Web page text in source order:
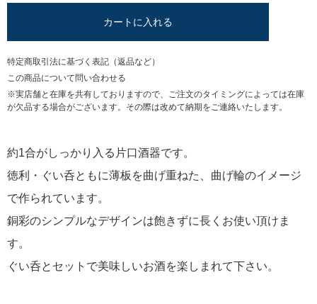
カートに入れる
特定商取引法に基づく表記（返品など）
この商品について問い合わせる
※実店舗と在庫を共有しておりますので、ご注文のタイミングによっては在庫
が欠品する場合がございます。その際は改めて納期をご連絡いたします。
約1合がしっかり入る片口酒器です。
徳利・ぐい呑ともに薄板を曲げ重ねた、曲げ輪のイメージ
で作られています。
銅彩のシンプルなデザインは飽きずに長くお使い頂けま
す。
ぐい呑とセットで美味しいお酒を楽しまれて下さい。